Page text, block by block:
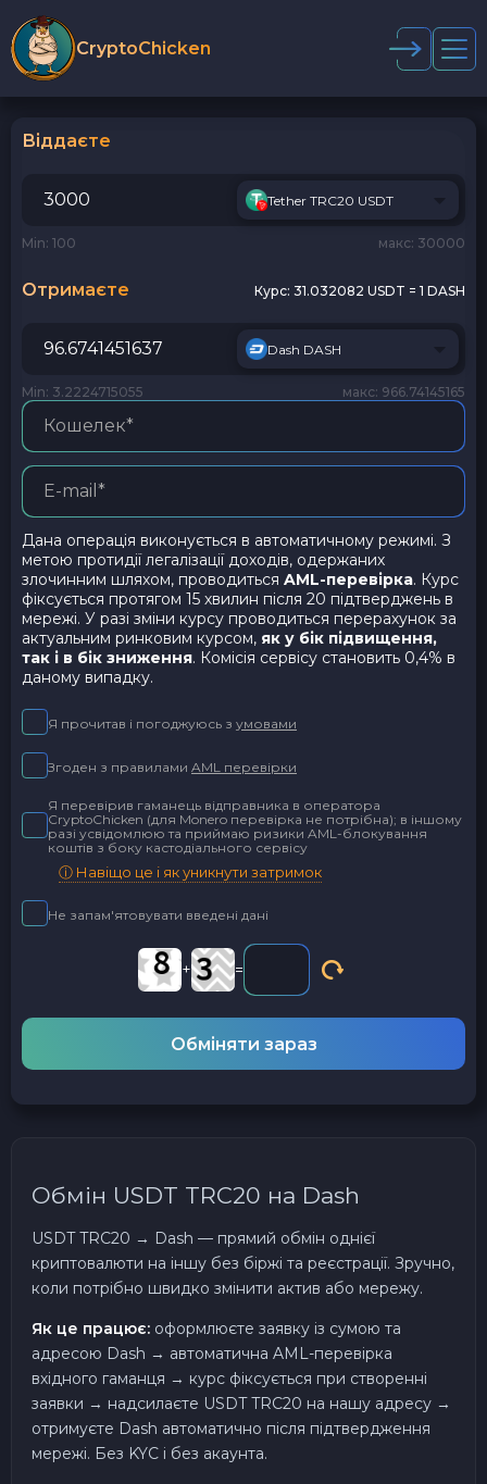
CryptoChicken
Віддаєте
Tether TRC20 USDT
Min: 100 макс: 30000
Отримаєте Курс: 31.032082 USDT = 1 DASH
Dash DASH
Min: 3.2224715055 макс: 966.74145165
Дана операція виконується в автоматичному режимі. З
метою протидії легалізації доходів, одержаних
злочинним шляхом, проводиться AML-перевірка. Курс
фіксується протягом 15 хвилин після 20 підтверджень в
мережі. У разі зміни курсу проводиться перерахунок за
актуальним ринковим курсом, як у бік підвищення,
так і в бік зниження. Комісія сервісу становить 0,4% в
даному випадку.
Я прочитав і погоджуюсь з умовами
Згоден з правилами AML перевірки
Я перевірив гаманець відправника в оператора
CryptoChicken (для Monero перевірка не потрібна); в іншому
разі усвідомлюю та приймаю ризики AML-блокування
коштів з боку кастодіального сервісу
ⓘ Навіщо це і як уникнути затримок
Не запам'ятовувати введені дані
+ =
Обміняти зараз
Обмін USDT TRC20 на Dash
USDT TRC20 → Dash — прямий обмін однієї
криптовалюти на іншу без біржі та реєстрації. Зручно,
коли потрібно швидко змінити актив або мережу.
Як це працює: оформлюєте заявку із сумою та
адресою Dash → автоматична AML-перевірка
вхідного гаманця → курс фіксується при створенні
заявки → надсилаєте USDT TRC20 на нашу адресу →
отримуєте Dash автоматично після підтвердження
мережі. Без KYC і без акаунта.